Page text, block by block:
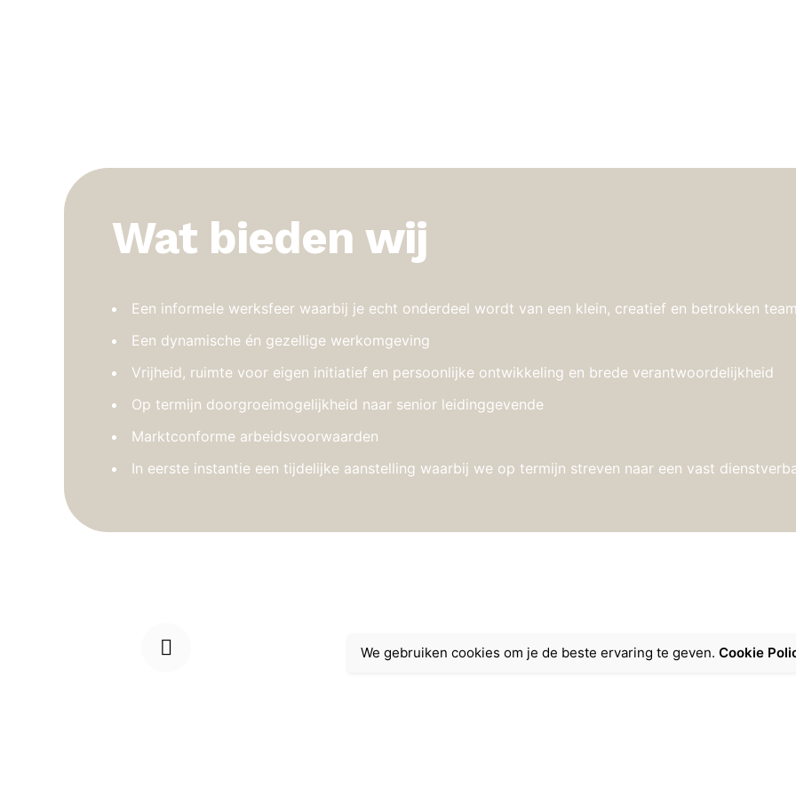
Wat bieden wij
Een informele werksfeer waarbij je echt onderdeel wordt van een klein, creatief en betrokken
Een dynamische én gezellige werkomgeving
Vrijheid, ruimte voor eigen initiatief en persoonlijke ontwikkeling en brede verantwoordelijkheid
Op termijn doorgroeimogelijkheid naar senior leidinggevende
Marktconforme arbeidsvoorwaarden
In eerste instantie een tijdelijke aanstelling waarbij we op termijn streven naar een vast
We gebruiken cookies om je de beste ervaring te geven. Cookie